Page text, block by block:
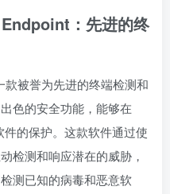
：先进的终
款被誉为先进的终端检测和
色的安全功能，能够在
的保护。这款软件通过使
检测和响应潜在的威胁，
测已知的病毒和恶意软